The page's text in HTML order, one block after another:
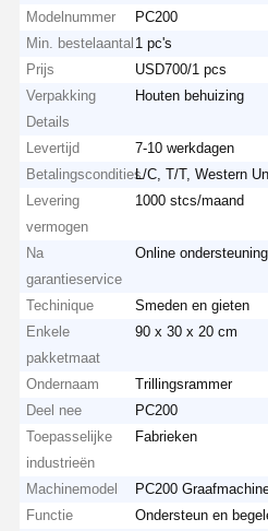
Modelnummer
PC200
Min. bestelaantal 1 pc's
Prijs
USD700/1 pcs
Verpakking
Details
Houten behuizing
Levertijd
7-10 werkdagen
BetalingsconditiesL/C, T/T, Western
Levering
vermogen
1000 stcs/maand
Na
garantieservice
Online ondersteuning
Techinique
Smeden en gieten
Enkele
pakketmaat
90 x 30 x 20 cm
Ondernaam
Trillingsrammer
Deel nee
PC200
Toepasselijke
industrieën
Fabrieken
Machinemodel
PC200
Functie
Ondersteun en